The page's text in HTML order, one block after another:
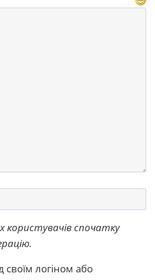
користувачів спочатку
своїм логіном або